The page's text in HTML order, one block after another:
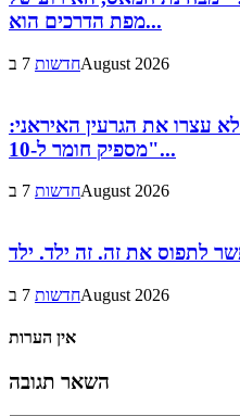
מפת הדרכים הוא...
חדשות7 בAugust 2026
עצרו את הגרעין האיראני:
"מספיק חומר ל-10...
חדשות7 בAugust 2026
חדשות7 בAugust 2026
אין הערות
השאר תגובה